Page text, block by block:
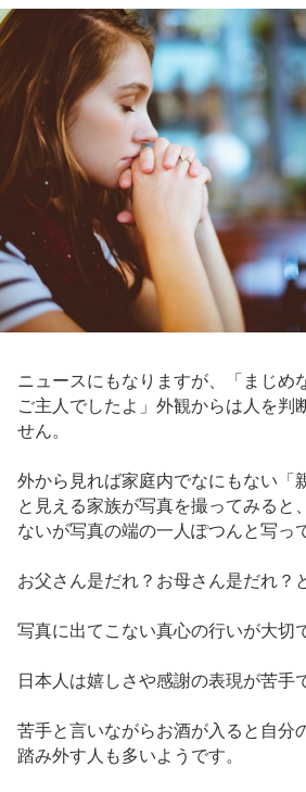
ニュースにもなりますが、「まじめ
ご主人でしたよ」外観からは人を判
せん。
外から見れば家庭内でなにもない「
と見える家族が写真を撮ってみると
ないが写真の端の一人ぽつんと写っ
お父さん是だれ？お母さん是だれ？
写真に出てこない真心の行いが大切
日本人は嬉しさや感謝の表現が苦手
苦手と言いながらお酒が入ると自分
踏み外す人も多いようです。